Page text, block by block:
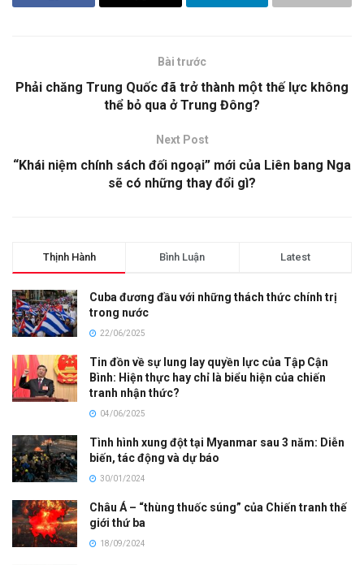
Bài trước
Phải chăng Trung Quốc đã trở thành một thế lực không
thể bỏ qua ở Trung Đông?
Next Post
“Khái niệm chính sách đối ngoại” mới của Liên bang Nga
sẽ có những thay đổi gì?
Thịnh Hành Bình Luận Latest
Cuba đương đầu với những thách thức chính trị
trong nước
22/06/2025
Tin đồn về sự lung lay quyền lực của Tập Cận
Bình: Hiện thực hay chỉ là biểu hiện của chiến
tranh nhận thức?
04/06/2025
Tình hình xung đột tại Myanmar sau 3 năm: Diễn
biến, tác động và dự báo
30/01/2024
Châu Á – “thùng thuốc súng” của Chiến tranh thế
giới thứ ba
18/09/2024